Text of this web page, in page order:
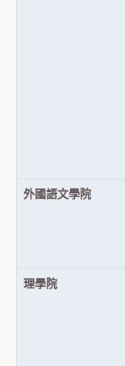
外國語文學院
理學院